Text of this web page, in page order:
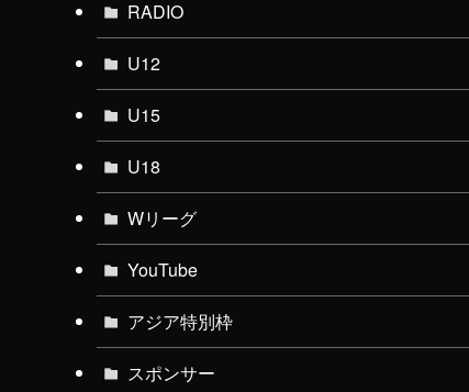
RADIO
U12
U15
U18
Wリーグ
YouTube
アジア特別枠
スポンサー